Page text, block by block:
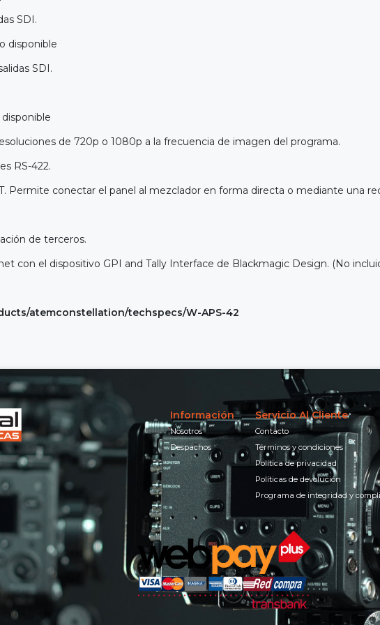
SDI.
disponible
SDI.
de 720p o 1080p a la frecuencia de imagen del programa.
RS-422.
Permite conectar el panel al mezclador en forma directa o mediante una
de terceros.
con el dispositivo GPI and Tally Interface de Blackmagic Design. (No
atemconstellation/techspecs/W-APS-42
Información
Nosotros
Despachos
Servicio Al Cliente
Contacto
Términos y condiciones
Política de privacidad
Políticas de devolución
Programa de integridad y